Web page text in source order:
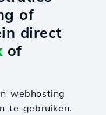
of
direct
of
webhosting
te gebruiken.